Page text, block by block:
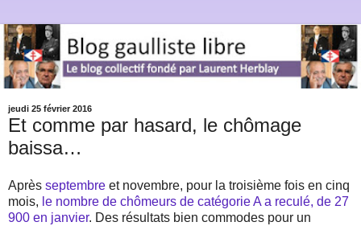
jeudi 25 février 2016
Et comme par hasard, le chômage
baissa…
Après septembre et novembre, pour la troisième fois en cinq
mois, le nombre de chômeurs de catégorie A a reculé, de 27
900 en janvier. Des résultats bien commodes pour un